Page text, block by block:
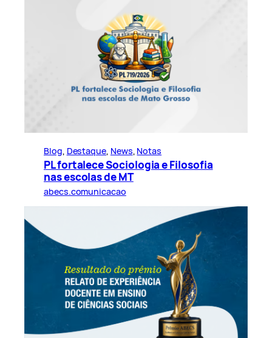
Blog, Destaque, News, Notas
PL fortalece Sociologia e Filosofia
nas escolas de MT
abecs.comunicacao